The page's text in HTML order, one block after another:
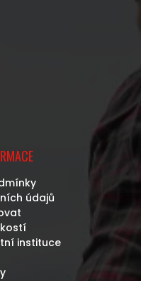
údajů
instituce